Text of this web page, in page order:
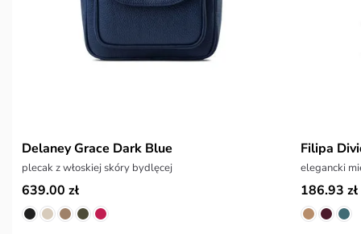
Delaney Grace Dark Blue
plecak z włoskiej skóry bydlęcej
639.00 zł
Filipa
elegancki
186.93 zł